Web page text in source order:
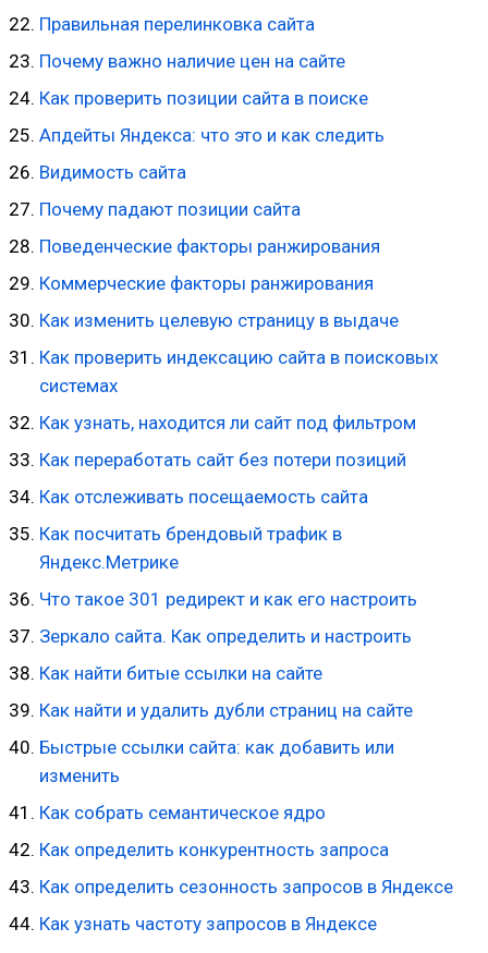
Правильная перелинковка сайта
Почему важно наличие цен на сайте
Как проверить позиции сайта в поиске
Апдейты Яндекса: что это и как следить
Видимость сайта
Почему падают позиции сайта
Поведенческие факторы ранжирования
Коммерческие факторы ранжирования
Как изменить целевую страницу в выдаче
Как проверить индексацию сайта в поисковых
системах
Как узнать, находится ли сайт под фильтром
Как переработать сайт без потери позиций
Как отслеживать посещаемость сайта
Как посчитать брендовый трафик в
Яндекс.Метрике
Что такое 301 редирект и как его настроить
Зеркало сайта. Как определить и настроить
Как найти битые ссылки на сайте
Как найти и удалить дубли страниц на сайте
Быстрые ссылки сайта: как добавить или
изменить
Как собрать семантическое ядро
Как определить конкурентность запроса
Как определить сезонность запросов в Яндексе
Как узнать частоту запросов в Яндексе